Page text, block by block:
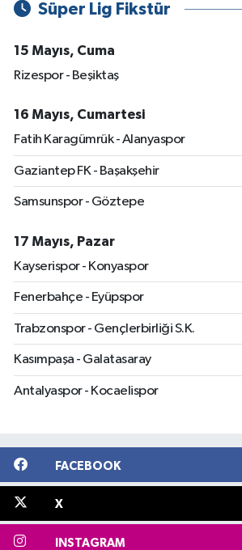
Süper Lig Fikstür
15 Mayıs, Cuma
Rizespor - Beşiktaş
16 Mayıs, Cumartesi
Fatih Karagümrük - Alanyaspor
Gaziantep FK - Başakşehir
Samsunspor - Göztepe
17 Mayıs, Pazar
Kayserispor - Konyaspor
Fenerbahçe - Eyüpspor
Trabzonspor - Gençlerbirliği S.K.
Kasımpaşa - Galatasaray
Antalyaspor - Kocaelispor
FACEBOOK
X
INSTAGRAM